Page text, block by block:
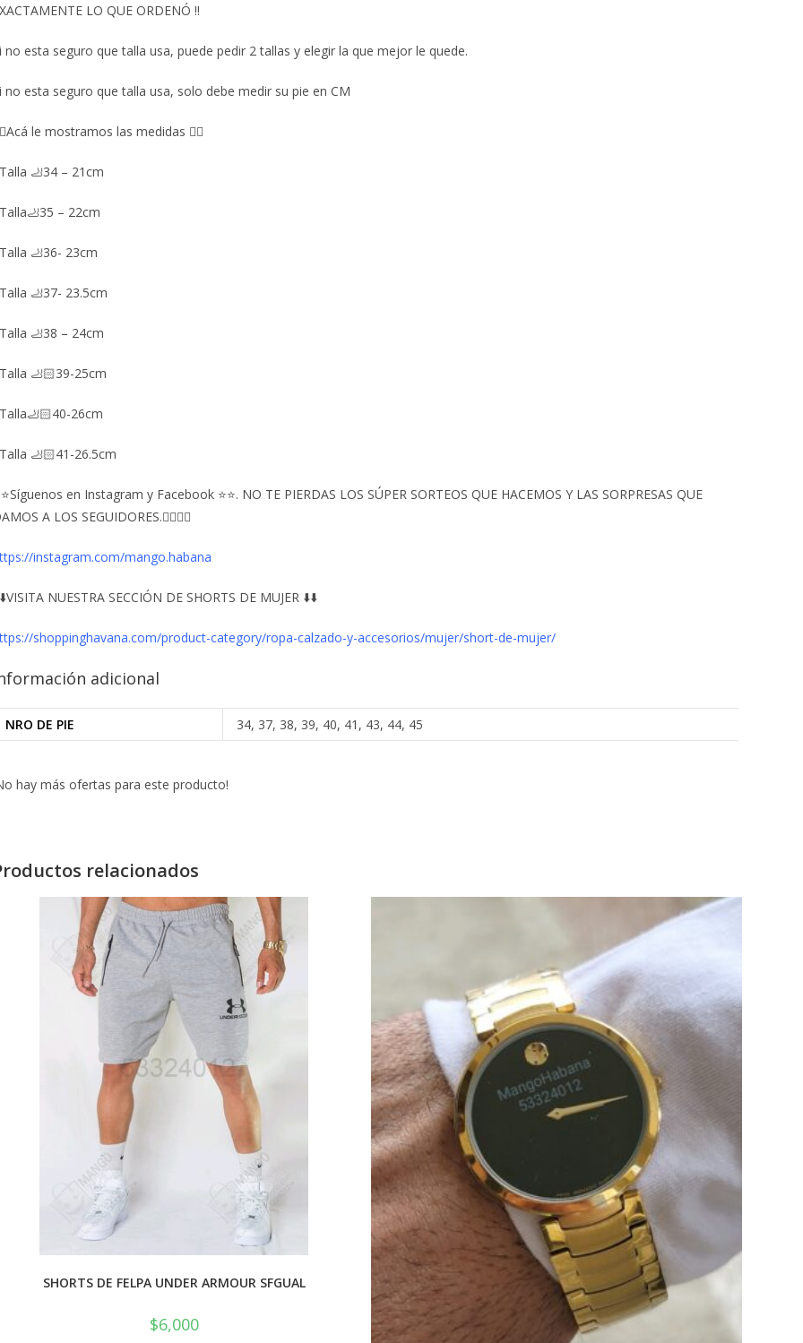
LO QUE ORDENÓ ‼️
no esta seguro que talla usa, puede pedir 2 tallas y elegir la que mejor le quede.
no esta seguro que talla usa, solo debe medir su pie en CM
le mostramos las medidas 👇🏼
🦶34 – 21cm
– 22cm
🦶36- 23cm
🦶37- 23.5cm
🦶38 – 24cm
🦶🏻39-25cm
26cm
🦶🏻41-26.5cm
en Instagram y Facebook ⭐⭐. NO TE PIERDAS LOS SÚPER SORTEOS QUE HACEMOS Y LAS SORPRESAS QUE
A LOS SEGUIDORES.👇🏻👇🏻
instagram.com/mango.habana
NUESTRA SECCIÓN DE SHORTS DE MUJER ⬇️⬇️
shoppinghavana.com/product-category/ropa-calzado-y-accesorios/mujer/short-de-mujer/
adicional
NRO DE PIE 34, 37, 38, 39, 40, 41, 43, 44, 45
hay más ofertas para este producto!
relacionados
SHORTS DE FELPA UNDER ARMOUR SFGUAL
$6,000